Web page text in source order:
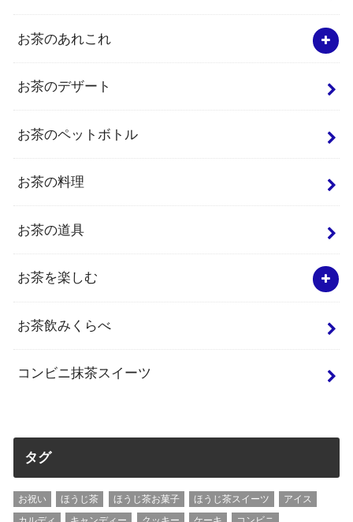
お茶のあれこれ
お茶のデザート
お茶のペットボトル
お茶の料理
お茶の道具
お茶を楽しむ
お茶飲みくらべ
コンビニ抹茶スイーツ
タグ
お祝い ほうじ茶 ほうじ茶お菓子 ほうじ茶スイーツ
アイス